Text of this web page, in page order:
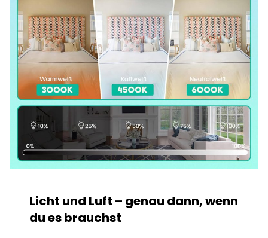
Licht und Luft – genau dann, wenn
du es brauchst